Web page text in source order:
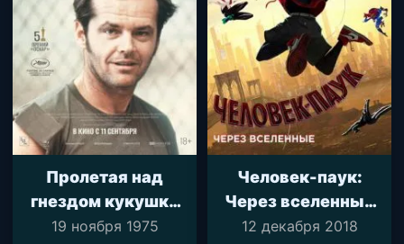
Пролетая над
гнездом кукушки
(1975)
19 ноября 1975
Человек-паук:
Через вселенные
(2018)
12 декабря 2018